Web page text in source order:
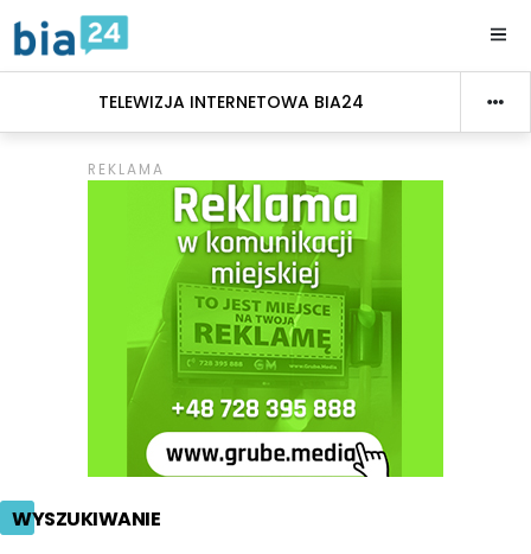
TELEWIZJA INTERNETOWA BIA24
WYSZUKIWANIE